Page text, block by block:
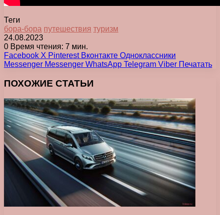
Теги
бора-бора путешествия туризм
24.08.2023
0 Время чтения: 7 мин.
Facebook X Pinterest Вконтакте Одноклассники
Messenger Messenger WhatsApp Telegram Viber Печатать
ПОХОЖИЕ СТАТЬИ